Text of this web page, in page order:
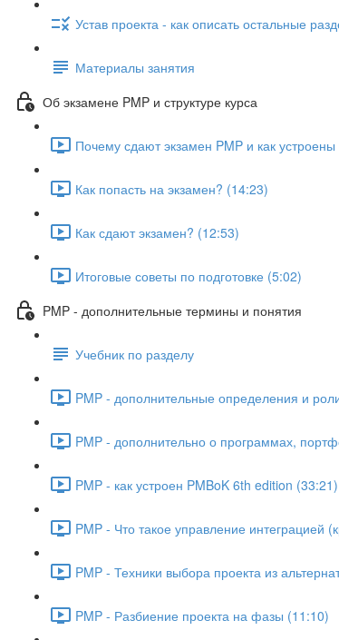
Устав проекта - как описать остальные
Материалы занятия
Об экзамене PMP и структуре курса
Почему сдают экзамен PMP и как устроены
Как попасть на экзамен? (14:23)
Как сдают экзамен? (12:53)
Итоговые советы по подготовке (5:02)
PMP - дополнительные термины и понятия
Учебник по разделу
PMP - дополнительные определения и
PMP - дополнительно о программах,
PMP - как устроен PMBoK 6th edition (33:21)
PMP - Что такое управление интеграцией
PMP - Техники выбора проекта из
PMP - Разбиение проекта на фазы (11:10)